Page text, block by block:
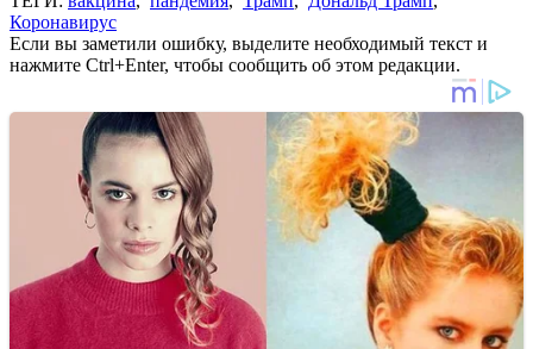
Коронавирус
Если вы заметили ошибку, выделите необходимый текст и
нажмите Ctrl+Enter, чтобы сообщить об этом редакции.